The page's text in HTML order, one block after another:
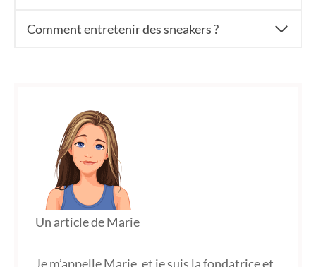
Comment entretenir des sneakers ?
Un article de Marie
Je m’appelle Marie, et je suis la fondatrice et